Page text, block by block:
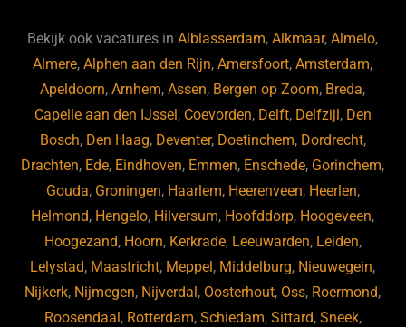
b
o
o
k
ky dI
n
Bekijk ook vacatures inAlblasserdam,Alkmaar,Almelo,
Almere,Alphen aan den Rijn,Amersfoort,Amsterdam,
Apeldoorn,Arnhem,Assen, Bergen op Zoom, Breda,
Capelle aan den IJssel , Coevorden, Delft, Delfzijl , Den
Bosch, Den Haag, Deventer, Doetinchem, Dordrecht,
Drachten, Ede, Eindhoven, Emmen, Enschede, Gorinchem,
Gouda, Groningen, Haarlem, Heerenveen, Heerlen,
Helmond, Hengelo, Hilversum, Hoofddorp, Hoogeveen,
Hoogezand, Hoorn, Kerkrade, Leeuwarden, Leiden,
Lelystad, Maastricht, Meppel , Middelburg, Nieuwegein,
Nijkerk, Nijmegen, Nijverdal , Oosterhout, Oss, Roermond,
Roosendaal , Rotterdam, Schiedam, Sittard, Sneek,